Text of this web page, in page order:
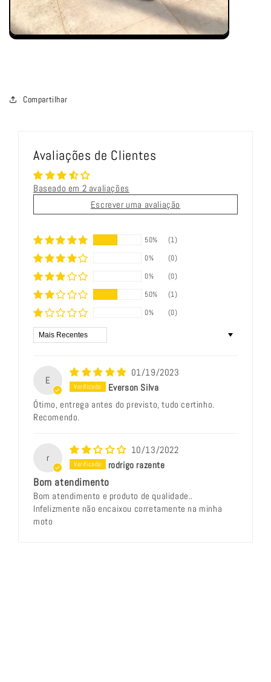
Compartilhar
Avaliações de Clientes
Baseado em 2 avaliações
Escrever uma avaliação
50%
(1)
0%
(0)
0%
(0)
50%
(1)
0%
(0)
Sort by
E
01/19/2023
Everson Silva
Ótimo, entrega antes do previsto, tudo certinho.
Recomendo.
r
10/13/2022
rodrigo razente
Bom atendimento
Bom atendimento e produto de qualidade..
Infelizmente não encaixou corretamente na minha
moto